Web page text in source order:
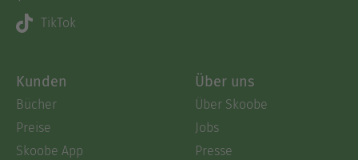
TikTok
Kunden
Bücher
Preise
Skoobe App
Über uns
Über Skoobe
Jobs
Presse